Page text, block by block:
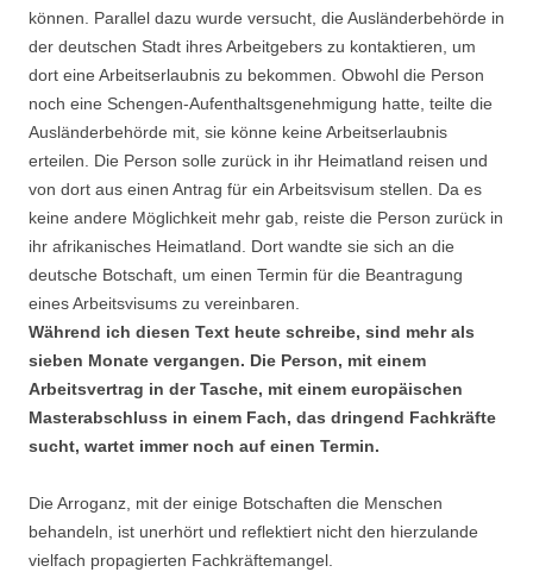
können. Parallel dazu wurde versucht, die Ausländerbehörde in
der deutschen Stadt ihres Arbeitgebers zu kontaktieren, um
dort eine Arbeitserlaubnis zu bekommen. Obwohl die Person
noch eine Schengen-Aufenthaltsgenehmigung hatte, teilte die
Ausländerbehörde mit, sie könne keine Arbeitserlaubnis
erteilen. Die Person solle zurück in ihr Heimatland reisen und
von dort aus einen Antrag für ein Arbeitsvisum stellen. Da es
keine andere Möglichkeit mehr gab, reiste die Person zurück in
ihr afrikanisches Heimatland. Dort wandte sie sich an die
deutsche Botschaft, um einen Termin für die Beantragung
eines Arbeitsvisums zu vereinbaren.
Während ich diesen Text heute schreibe, sind mehr als
sieben Monate vergangen. Die Person, mit einem
Arbeitsvertrag in der Tasche, mit einem europäischen
Masterabschluss in einem Fach, das dringend Fachkräfte
sucht, wartet immer noch auf einen Termin.
Die Arroganz, mit der einige Botschaften die Menschen
behandeln, ist unerhört und reflektiert nicht den hierzulande
vielfach propagierten Fachkräftemangel.